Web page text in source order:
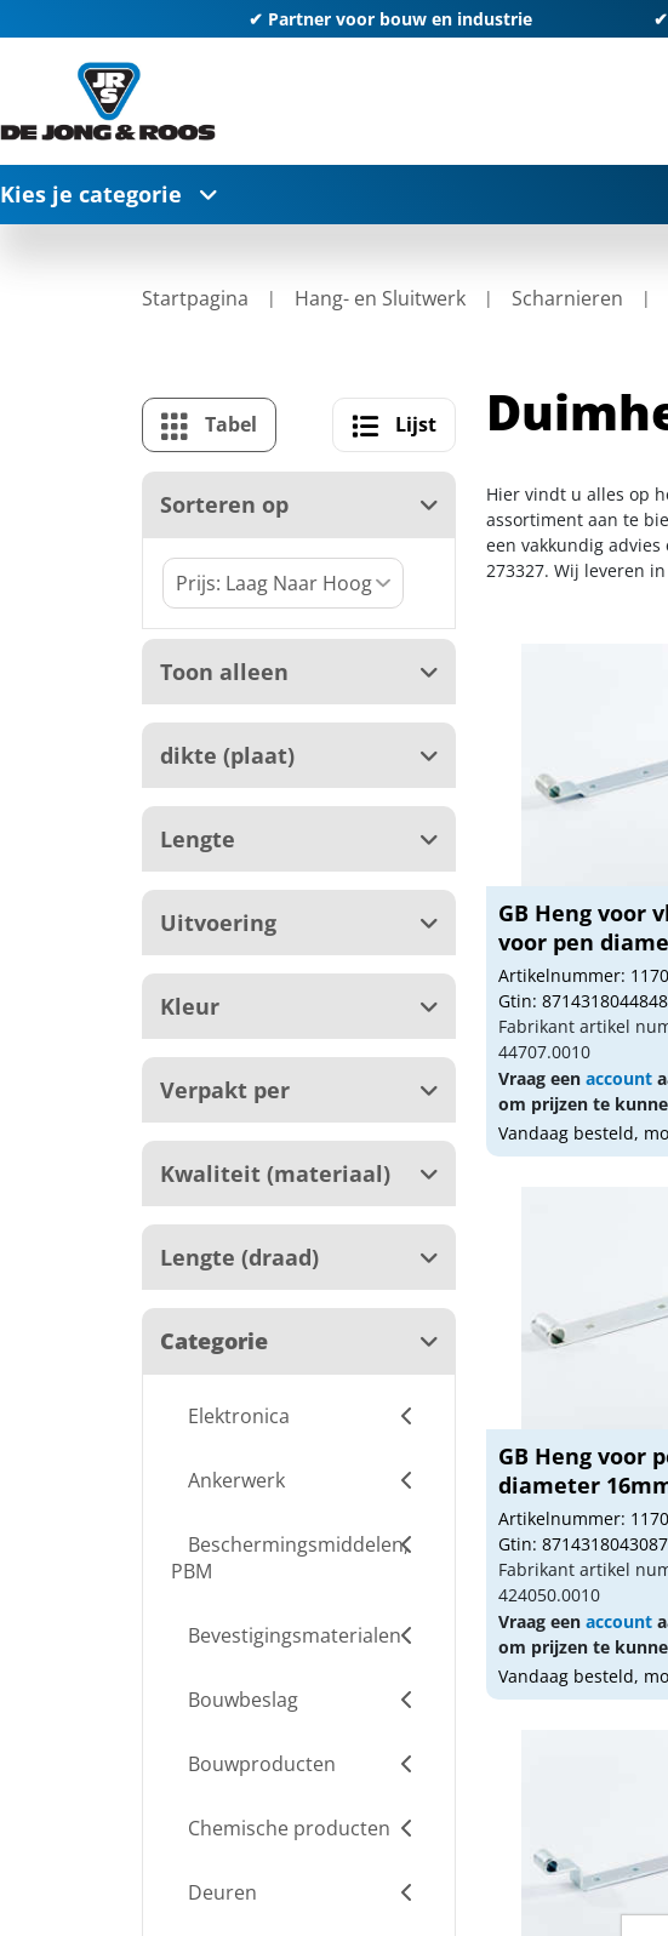
✔ Partner voor bouw en industrie ✔
Kies je categorie
Startpagina Hang- en Sluitwerk Scharnieren
Tabel Lijst
Sorteren op
Toon alleen
dikte (plaat)
Lengte
Uitvoering
Kleur
Verpakt per
Kwaliteit (materiaal)
Lengte (draad)
Categorie
Elektronica
Ankerwerk
Beschermingsmiddelen,
PBM
Bevestigingsmaterialen
Bouwbeslag
Bouwproducten
Chemische producten
Deuren
Hier vindt u alles op
assortiment aan te
een vakkundig
273327. Wij leveren
GB Heng voor
voor pen
Artikelnummer:
Gtin: 8714318044848
Fabrikant artikel
44707.0010
Vraag een account
om prijzen te
Vandaag besteld,
GB Heng voor
diameter
elektroly...
Artikelnummer:
Gtin: 8714318043087
Fabrikant artikel
424050.0010
Vraag een account
om prijzen te
Vandaag besteld,